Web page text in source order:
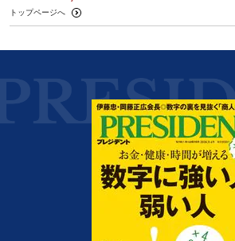
トップページへ